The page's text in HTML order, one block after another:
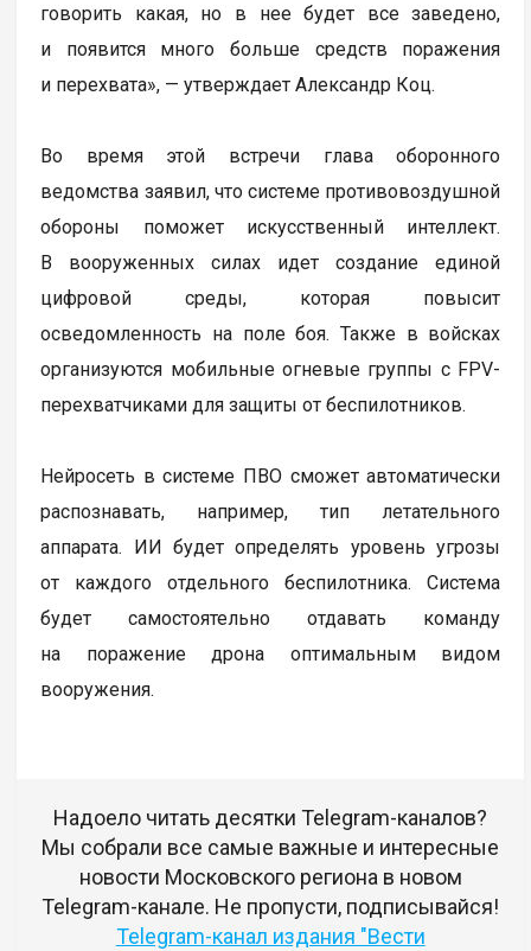
говорить какая, но в нее будет все заведено,
и появится много больше средств поражения
и перехвата», — утверждает Александр Коц.
Во время этой встречи глава оборонного
ведомства заявил, что системе противовоздушной
обороны поможет искусственный интеллект.
В вооруженных силах идет создание единой
цифровой среды, которая повысит
осведомленность на поле боя. Также в войсках
организуются мобильные огневые группы с FPV-
перехватчиками для защиты от беспилотников.
Нейросеть в системе ПВО сможет автоматически
распознавать, например, тип летательного
аппарата. ИИ будет определять уровень угрозы
от каждого отдельного беспилотника. Система
будет самостоятельно отдавать команду
на поражение дрона оптимальным видом
вооружения.
Надоело читать десятки Telegram-каналов?
Мы собрали все самые важные и интересные
новости Московского региона в новом
Telegram-канале. Не пропусти, подписывайся!
Telegram-канал издания "Вести